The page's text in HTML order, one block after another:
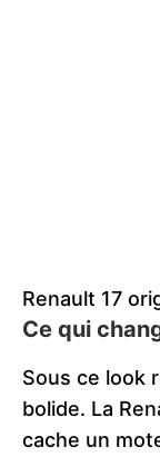
Renault 17
Ce qui
Sous ce look
bolide. La
cache un